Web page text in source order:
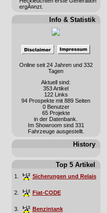
ergÃ¤nzt.
Info & Statistik
Online seit 24 Jahren und 332
Tagen
Aktuell sind:
353 Artikel
122 Links
94 Prospekte mit 889 Seiten
0 Benutzer
65 Projekte
in der Datenbank.
Im Showroom sind 331
Fahrzeuge ausgestellt.
History
Top 5 Artikel
1. Sicherungen und Relais
2. Fiat-CODE
3. Benzintank